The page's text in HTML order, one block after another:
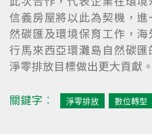
信義房屋將以此為契機，
然碳匯及環境保育工作，
行馬來西亞環灘島自然碳
淨零排放目標做出更大貢獻。
關鍵字︰ 淨零排放 數位轉型